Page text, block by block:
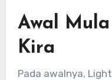
Awal
Kira
Pada awalnya,